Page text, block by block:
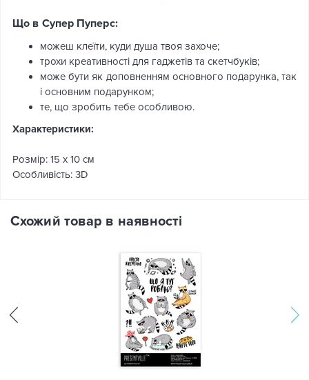
Що в Супер Пуперс:
можеш клеїти, куди душа твоя захоче;
трохи креативності для гаджетів та скетчбуків;
може бути як доповненням основного подарунка, так
і основним подарунком;
те, що зробить тебе особливою.
Характеристики:
Розмір: 15 х 10 см
Особливість: 3D
Схожий товар в наявності